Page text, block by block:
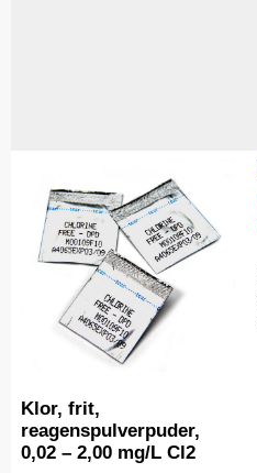
Klor, frit,
reagenspulverpuder,
0,02 – 2,00 mg/L Cl2